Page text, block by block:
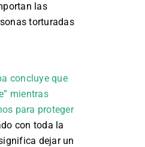
las
torturadas
concluye que
mientras
para proteger
con toda la
dejar un